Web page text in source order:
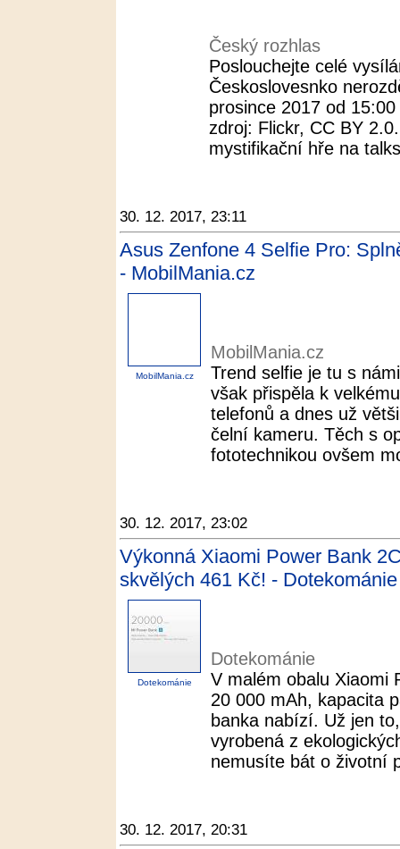
Český rozhlas
Poslouchejte celé
Českoslovesnko
prosince 2017 od
zdroj: Flickr, CC BY
mystifikační hře na
30. 12. 2017, 23:11
Asus Zenfone 4 Selfie Pro:
- MobilMania.cz
MobilMania.cz
MobilMania.cz
Trend selfie je tu s
však přispěla k
telefonů a dnes už
čelní kameru. Těch s
fototechnikou ovšem
30. 12. 2017, 23:02
Výkonná Xiaomi Power Bank
skvělých 461 Kč! - Dotekománie
Dotekománie
Dotekománie
V malém obalu Xiaomi
20 000 mAh, kapacita
banka nabízí. Už jen
vyrobená z
nemusíte bát o životní
30. 12. 2017, 20:31